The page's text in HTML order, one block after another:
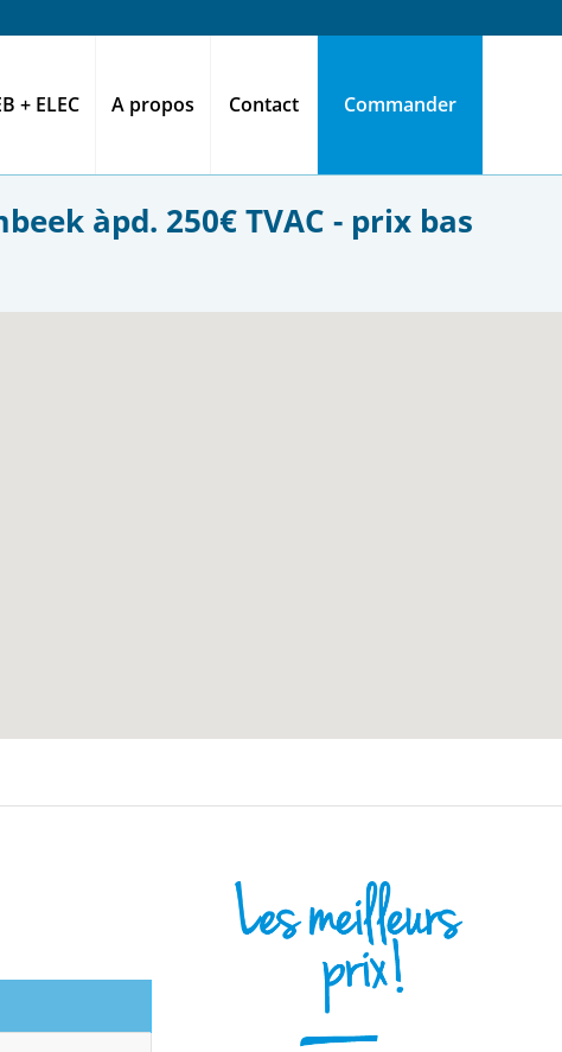
+ ELEC A propos Contact Commander
àpd. 250€ TVAC - prix bas